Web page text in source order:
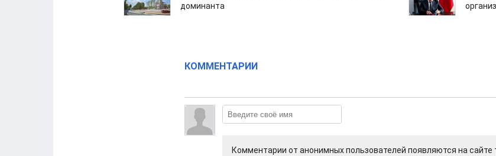
доминанта
КОММЕНТАРИИ
Комментарии от анонимных пользователей появляются на сайте